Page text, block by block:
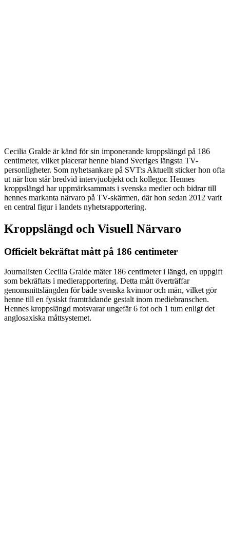
Cecilia Gralde är känd för sin imponerande kroppslängd på 186
centimeter, vilket placerar henne bland Sveriges längsta TV-
personligheter. Som nyhetsankare på SVT:s Aktuellt sticker hon ofta
ut när hon står bredvid intervjuobjekt och kollegor. Hennes
kroppslängd har uppmärksammats i svenska medier och bidrar till
hennes markanta närvaro på TV-skärmen, där hon sedan 2012 varit
en central figur i landets nyhetsrapportering.
Kroppslängd och Visuell Närvaro
Officielt bekräftat mått på 186 centimeter
Journalisten Cecilia Gralde mäter 186 centimeter i längd, en uppgift
som bekräftats i medierapportering. Detta mått överträffar
genomsnittslängden för både svenska kvinnor och män, vilket gör
henne till en fysiskt framträdande gestalt inom mediebranschen.
Hennes kroppslängd motsvarar ungefär 6 fot och 1 tum enligt det
anglosaxiska måttsystemet.